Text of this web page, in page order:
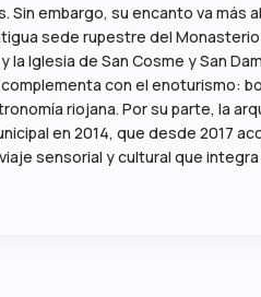
Sin embargo, su encanto va
sede rupestre del
la Iglesia de San Cosme y San
con el enoturismo:
riojana. Por su parte, la
en 2014, que desde 2017
sensorial y cultural que